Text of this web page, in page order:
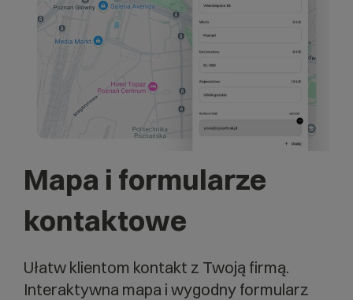
Mapa i formularze
kontaktowe
Ułatw klientom kontakt z Twoją firmą.
Interaktywna mapa i wygodny formularz